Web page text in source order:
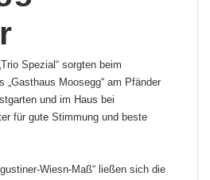
Spezial“ sorgten beim
„Gasthaus Moosegg“ am Pfänder
und im Haus bei
für gute Stimmung und beste
Wiesn-Maß“ ließen sich die